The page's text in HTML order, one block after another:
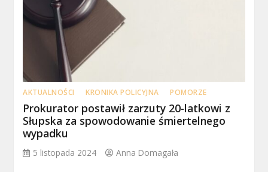
AKTUALNOŚCI KRONIKA POLICYJNA POMORZE
Prokurator postawił zarzuty 20-latkowi z
Słupska za spowodowanie śmiertelnego
wypadku
5 listopada 2024 Anna Domagała